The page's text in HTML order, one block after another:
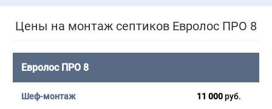
Цены на монтаж септиков Евролос ПРО 8
Евролос ПРО 8
11 000руб.